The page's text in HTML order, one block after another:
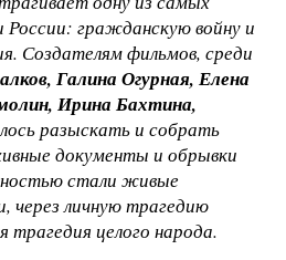
гражданскую войну и
Создателям фильмов, среди
Галина Огурная, Елена
Ирина Бахтина,
разыскать и собрать
документы и обрывки
стали живые
через личную трагедию
целого народа.